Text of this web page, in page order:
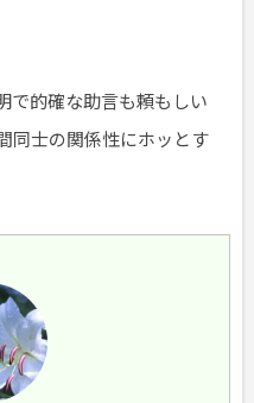
で的確な助言も頼もしい
同士の関係性にホッとす